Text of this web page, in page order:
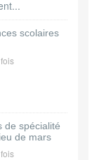
scolaires
de spécialité
de mars